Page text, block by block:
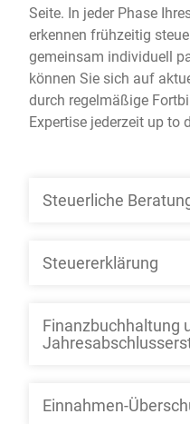
Seite. In jeder Phase
erkennen frühzeitig
gemeinsam individuell
können Sie sich auf
durch regelmäßige
Expertise jederzeit up to
Steuerliche
Steuererklärung
Finanzbuchhaltung
Einnahmen-